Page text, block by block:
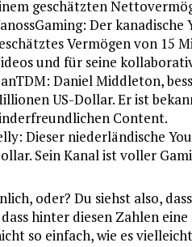
geschätzten
Der
Vermögen von 15
und für seine
Daniel Middleton,
US-Dollar. Er ist
Content.
Dieser niederländische
Sein Kanal ist voller
oder? Du siehst also,
hinter diesen Zahlen
so einfach, wie es